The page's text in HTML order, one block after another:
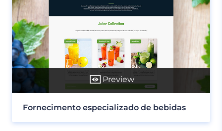
Preview
Fornecimento especializado de bebidas